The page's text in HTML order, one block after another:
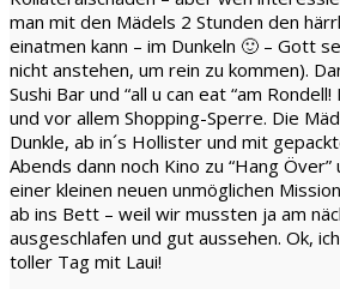
man mit den Mädels 2 Stunden den
einatmen kann – im Dunkeln 🙂 – Gott
nicht anstehen, um rein zu kommen).
Sushi Bar und “all u can eat “am
und vor allem Shopping-Sperre. Die
Dunkle, ab in´s Hollister und mit
Abends dann noch Kino zu “Hang
einer kleinen neuen unmöglichen
ab ins Bett – weil wir mussten ja am
ausgeschlafen und gut aussehen. Ok,
toller Tag mit Laui!